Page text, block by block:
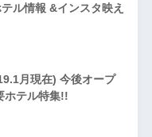
ル情報 &インスタ映え
月現在) 今後オープ
ホテル特集!!